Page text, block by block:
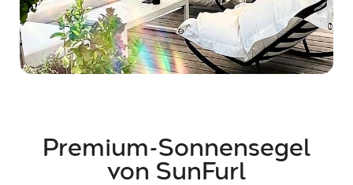
Premium-Sonnensegel
von SunFurl